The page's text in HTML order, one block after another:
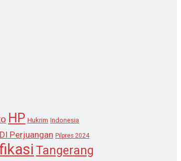
HP Hukrim Indonesia
Perjuangan Pilpres 2024
Tangerang